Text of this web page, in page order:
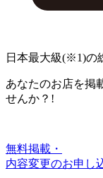
日本最大級(※1)の
あなたのお店を掲
せんか？!
無料掲載・
内容変更のお申し